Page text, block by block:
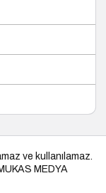
ve kullanılamaz.
MEDYA